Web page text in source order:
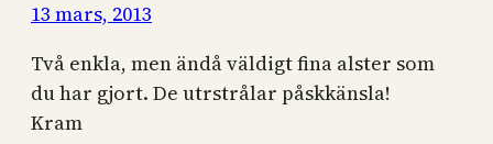
13 mars, 2013
Två enkla, men ändå väldigt fina alster som
du har gjort. De utrstrålar påskkänsla!
Kram